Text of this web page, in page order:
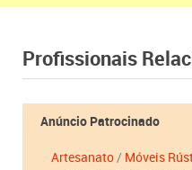
Profissionais
Anúncio Patrocinado
Artesanato/ Móveis